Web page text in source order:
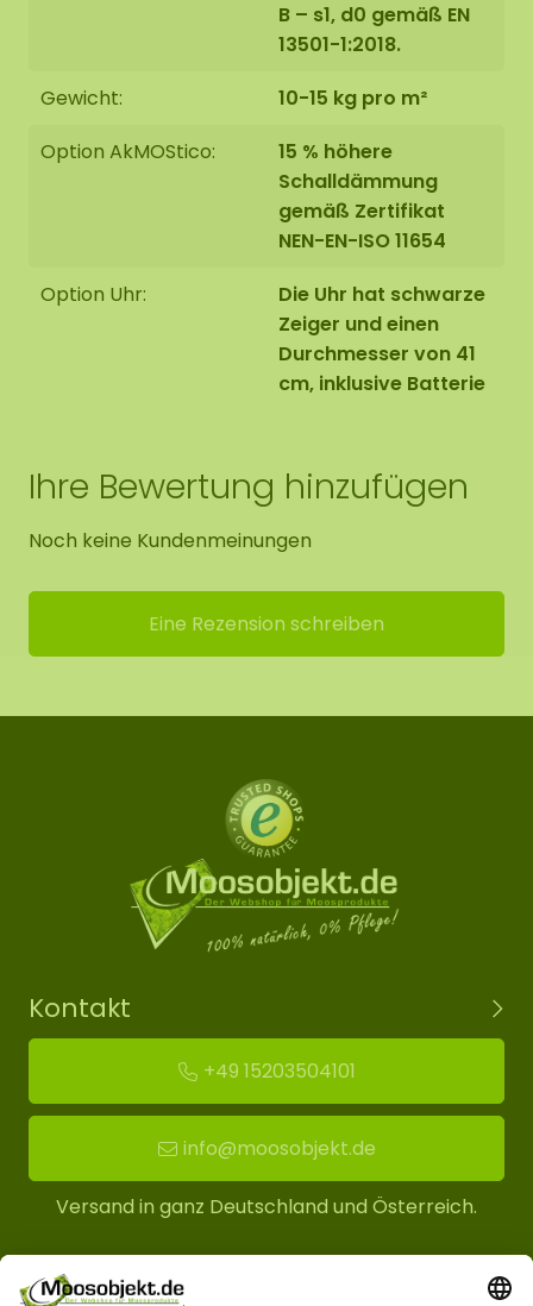
B – s1, d0 gemäß EN
13501-1:2018.
Gewicht:
10-15 kg pro m²
Option AkMOStico:
15 % höhere
Schalldämmung
gemäß Zertifikat
NEN-EN-ISO 11654
Option Uhr:
Die Uhr hat schwarze
Zeiger und einen
Durchmesser von 41
cm, inklusive Batterie
Ihre Bewertung hinzufügen
Noch keine Kundenmeinungen
Eine Rezension schreiben
Kontakt
+49 15203504101
info@moosobjekt.de
Versand in ganz Deutschland und Österreich.
Kundenservice